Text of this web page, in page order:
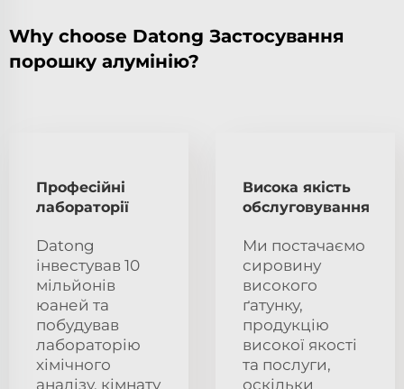
Why choose Datong Застосування
порошку алумінію?
Професійні
лабораторії
Datong
інвестував 10
мільйонів
юаней та
побудував
лабораторію
хімічного
аналізу, кімнату
Висока якість
обслуговування
Ми постачаємо
сировину
високого
ґатунку,
продукцію
високої якості
та послуги,
оскільки